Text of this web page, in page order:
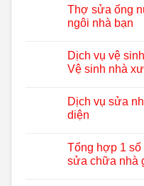
Thợ sửa ống
ngôi nhà bạn
Dịch vụ vệ
Vệ sinh nhà
Dịch vụ sửa
diện
Tổng hợp 1 số
sửa chữa nhà